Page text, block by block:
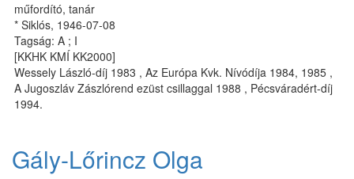
műfordító, tanár
* Siklós, 1946-07-08
Tagság: A ; I
[KKHK KMÍ KK2000]
Wessely László-díj 1983 , Az Európa Kvk. Nívódíja 1984, 1985 ,
A Jugoszláv Zászlórend ezüst csillaggal 1988 , Pécsváradért-díj
1994.
Gály-Lőrincz Olga